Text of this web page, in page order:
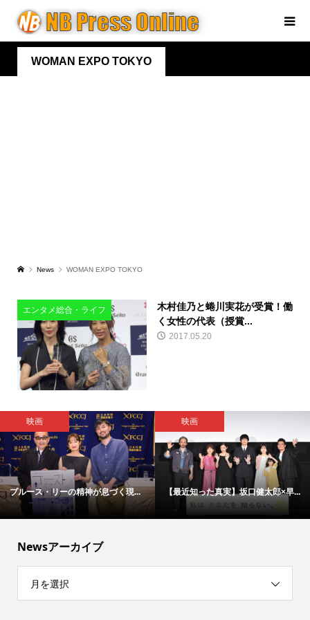
WOMAN EXPO TOKYO
News WOMAN EXPO TOKYO
エンタメ総合・ライフ
木村佳乃と蜷川実花が受賞！働
く女性の代表（授賞...
2017.05.20
映画
ブルース・リーの精神が息づく現...
映画
【最近知った真実】坂口健太郎×早...
Newsアーカイブ
月を選択